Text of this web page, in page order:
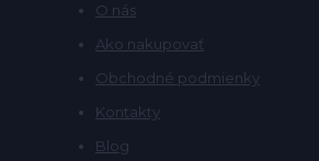
O nás
Ako nakupovať
Obchodné podmienky
Kontakty
Blog